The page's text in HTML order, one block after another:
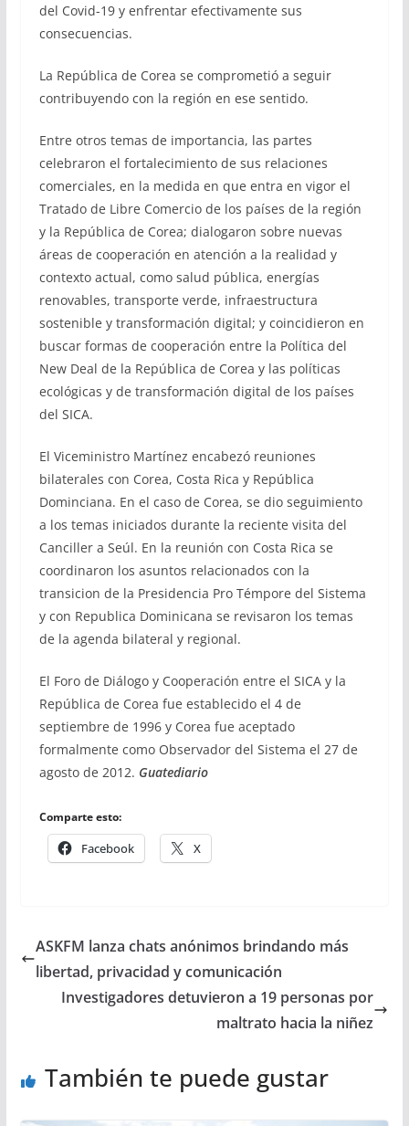
del Covid-19 y enfrentar efectivamente sus
consecuencias.
La República de Corea se comprometió a seguir
contribuyendo con la región en ese sentido.
Entre otros temas de importancia, las partes
celebraron el fortalecimiento de sus relaciones
comerciales, en la medida en que entra en vigor el
Tratado de Libre Comercio de los países de la región
y la República de Corea; dialogaron sobre nuevas
áreas de cooperación en atención a la realidad y
contexto actual, como salud pública, energías
renovables, transporte verde, infraestructura
sostenible y transformación digital; y coincidieron en
buscar formas de cooperación entre la Política del
New Deal de la República de Corea y las políticas
ecológicas y de transformación digital de los países
del SICA.
El Viceministro Martínez encabezó reuniones
bilaterales con Corea, Costa Rica y República
Dominciana. En el caso de Corea, se dio seguimiento
a los temas iniciados durante la reciente visita del
Canciller a Seúl. En la reunión con Costa Rica se
coordinaron los asuntos relacionados con la
transicion de la Presidencia Pro Témpore del Sistema
y con Republica Dominicana se revisaron los temas
de la agenda bilateral y regional.
El Foro de Diálogo y Cooperación entre el SICA y la
República de Corea fue establecido el 4 de
septiembre de 1996 y Corea fue aceptado
formalmente como Observador del Sistema el 27 de
agosto de 2012. Guatediario
Comparte esto:
Facebook X
ASKFM lanza chats anónimos brindando más
libertad, privacidad y comunicación
Investigadores detuvieron a 19 personas por
maltrato hacia la niñez
También te puede gustar